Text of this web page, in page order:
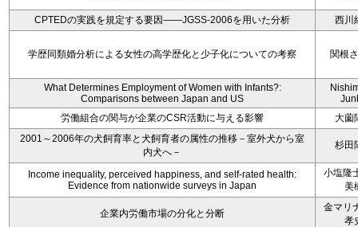
CPTEDの実践を規定する要因――JGSS-2006を用いた分析 西川
学歴同類婚分析による女性の高学歴化と少子化についての考察 関根
What Determines Employment of Women with Infants?:
Comparisons between Japan and US
労働組合の関与が企業のCSR活動に与える影響
大薗
2001～2006年の犬飼育率と犬飼育者の属性の推移－室外犬から室
内犬へ－
杉田
Income inequality, perceived happiness, and self-rated health:
Evidence from nationwide surveys in Japan
小塩隆
美
企業内労働市場の分化と分断
金マリ
孝